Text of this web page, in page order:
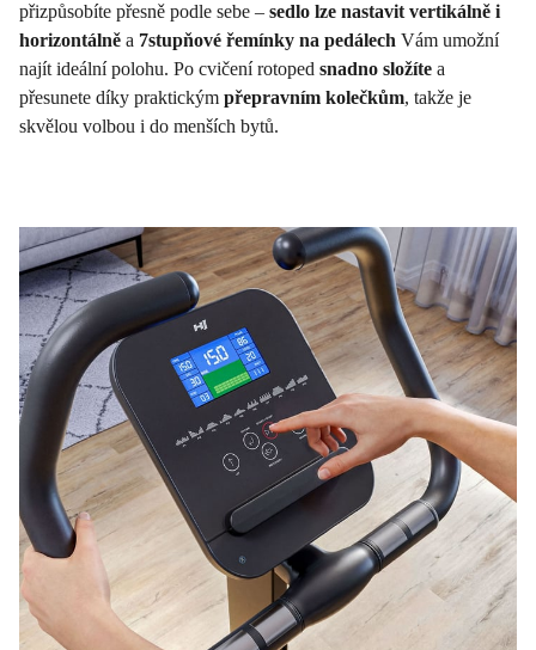
přizpůsobíte přesně podle sebe – sedlo lze nastavit vertikálně i
horizontálně a 7stupňové řemínky na pedálech Vám umožní
najít ideální polohu. Po cvičení rotoped snadno složíte a
přesunete díky praktickým přepravním kolečkům, takže je
skvělou volbou i do menších bytů.